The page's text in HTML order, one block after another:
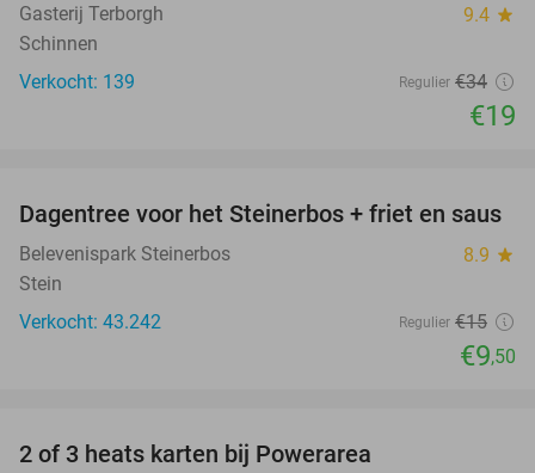
Gasterij Terborgh 9.4 star
Schinnen
Verkocht: 139
Regulier €34
€19
37%
Dagentree voor het Steinerbos + friet en saus
Belevenispark Steinerbos 8.9 star
Stein
Verkocht: 43.242
Regulier €15
€9,50
2 of 3 heats karten bij Powerarea